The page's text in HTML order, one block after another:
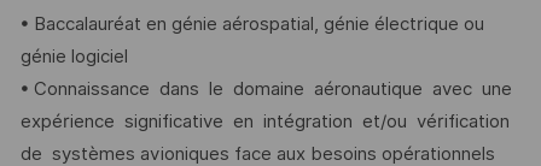
• Baccalauréat en génie aérospatial, génie électrique ou
génie logiciel
• Connaissance dans le domaine aéronautique avec une
expérience significative en intégration et/ou vérification
de systèmes avioniques face aux besoins opérationnels